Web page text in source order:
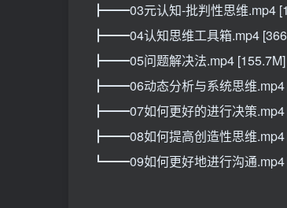
┣━━03元认知-批判性思维.mp4
┣━━04认知思维工具箱.mp4
┣━━05问题解决法.mp4 [155.7M]
┣━━06动态分析与系统思维.mp4
┣━━07如何更好的进行决策.mp4
┣━━08如何提高创造性思维.mp4
┗━━09如何更好地进行沟通.mp4